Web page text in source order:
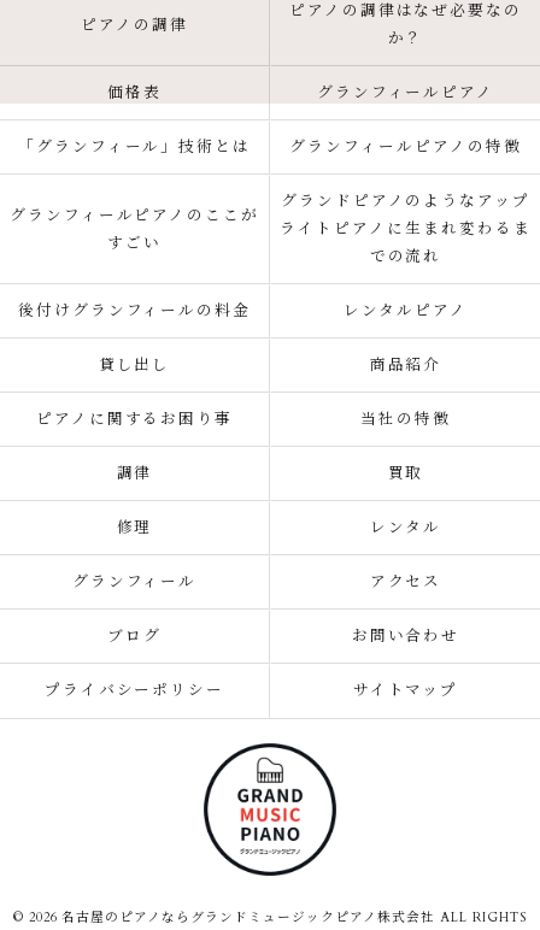
ピアノの調律
ピアノの調律はなぜ必要なの
か？
価格表 グランフィールピアノ
「グランフィール」技術とは グランフィールピアノの特徴
グランフィールピアノのここが
すごい
グランドピアノのようなアップ
ライトピアノに生まれ変わるま
での流れ
後付けグランフィールの料金 レンタルピアノ
貸し出し 商品紹介
ピアノに関するお困り事 当社の特徴
調律 買取
修理 レンタル
グランフィール アクセス
ブログ お問い合わせ
プライバシーポリシー サイトマップ
© 2026 名古屋のピアノならグランドミュージックピアノ株式会社 ALL RIGHTS